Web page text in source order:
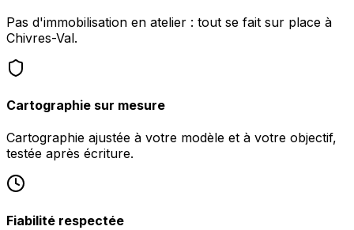
Pas d'immobilisation en atelier : tout se fait sur place à
Chivres-Val.
Cartographie sur mesure
Cartographie ajustée à votre modèle et à votre objectif,
testée après écriture.
Fiabilité respectée